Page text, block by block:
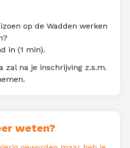
op de Wadden werken
in (1 min).
zal na je inschrijving z.s.m.
weten?